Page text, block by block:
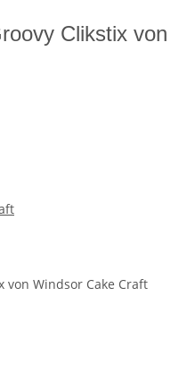
Clikstix von
von Windsor Cake Craft